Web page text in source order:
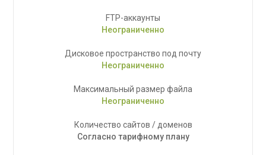
FTP-аккаунты
Неограниченно
Дисковое пространство под почту
Неограниченно
Максимальный размер файла
Неограниченно
Количество сайтов / доменов
Согласно тарифному плану